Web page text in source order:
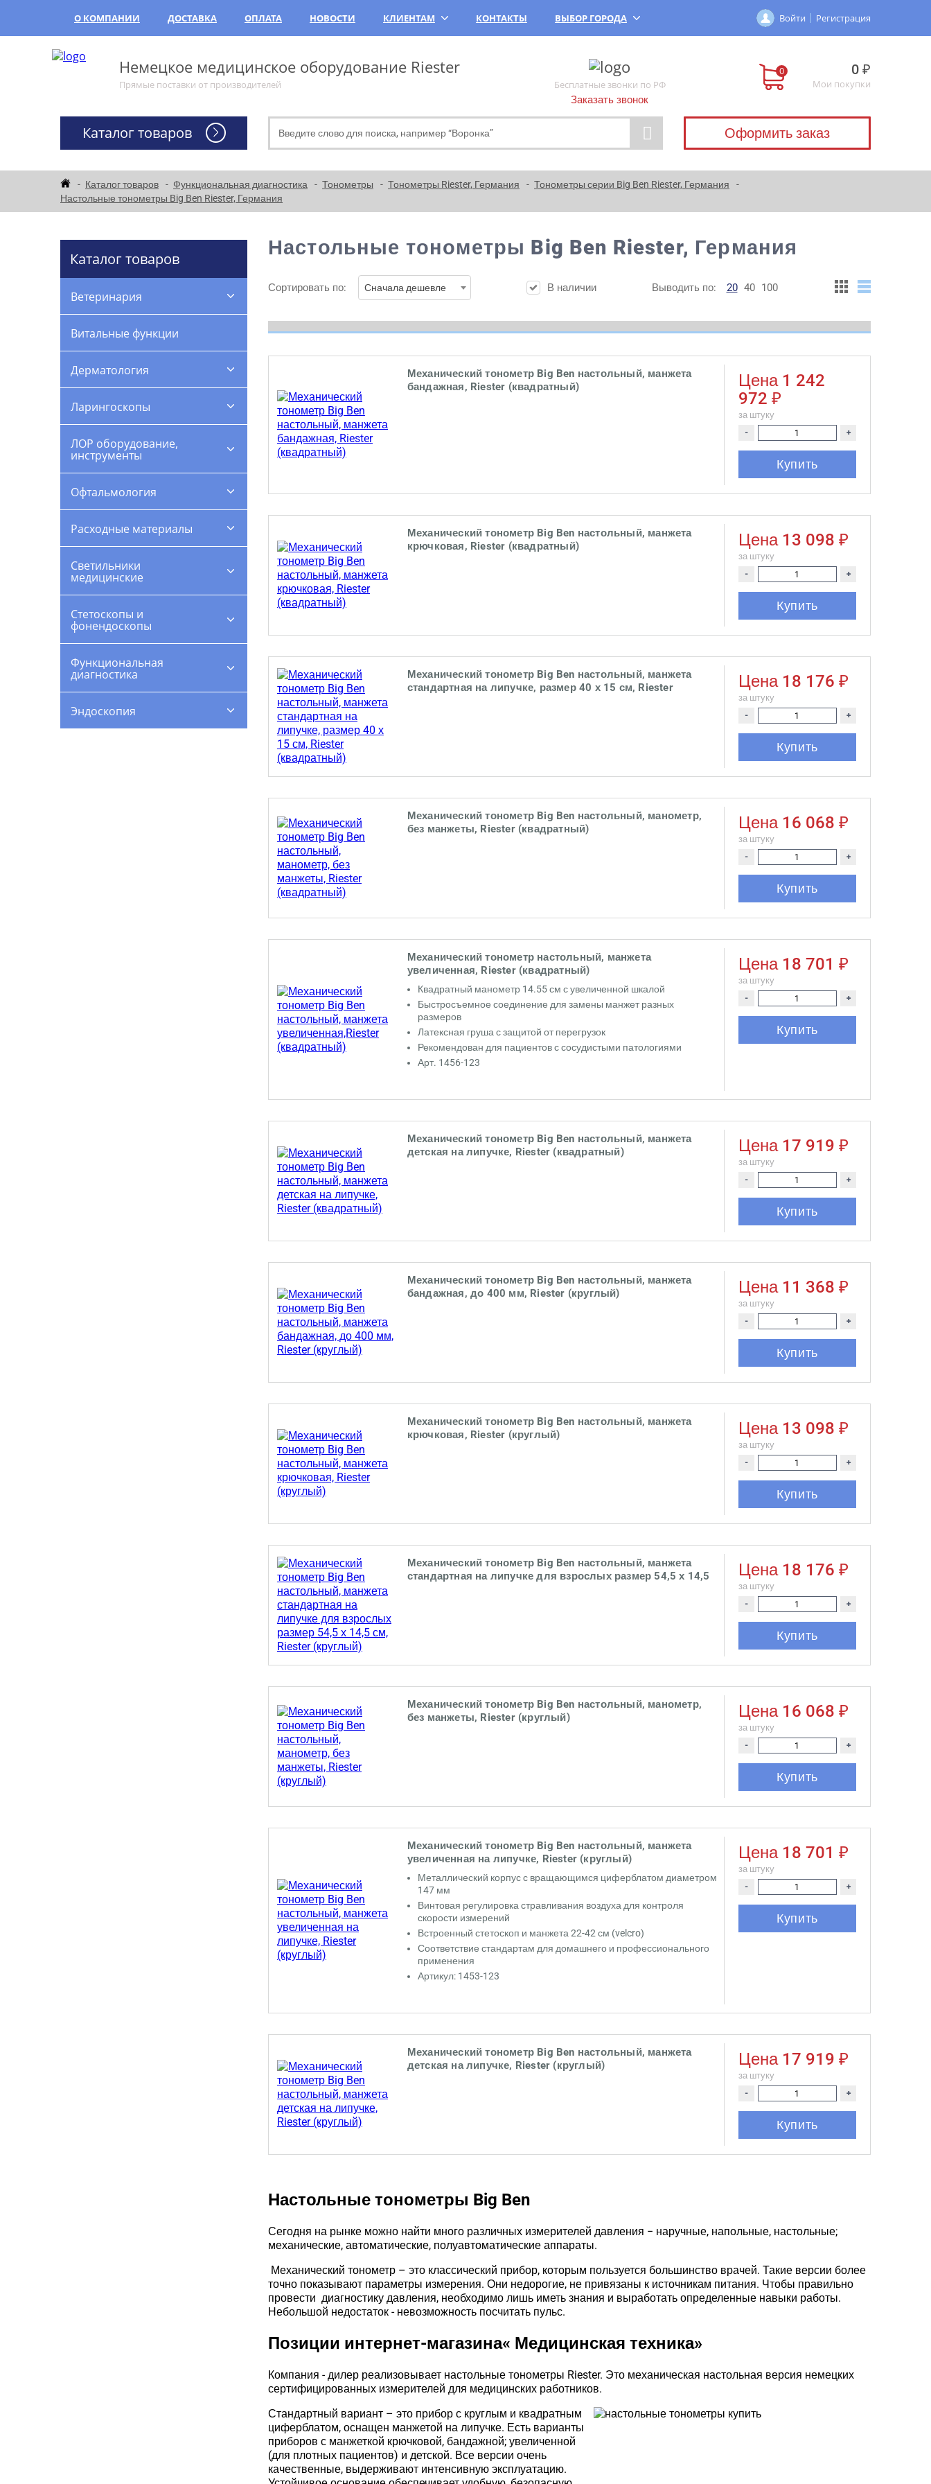
О КОМПАНИИ ДОСТАВКА ОПЛАТА НОВОСТИ КЛИЕНТАМ КОНТАКТЫ ВЫБОР ГОРОДА Войти Регистрация
Немецкое медицинское оборудование Riester
Прямые поставки от производителей
Бесплатные звонки по РФ
Заказать звонок
0 ₽
Мои покупки
Каталог товаров Оформить заказ
Каталог товаров Функциональная диагностика Тонометры Тонометры Riester, Германия
Тонометры серии Big Ben Riester, Германия
Настольные тонометры Big Ben Riester, Германия
Каталог товаров
Ветеринария
Витальные функции
Дерматология
Ларингоскопы
ЛОР оборудование,
инструменты
Офтальмология
Расходные материалы
Светильники
медицинские
Стетоскопы и
фонендоскопы
Функциональная
диагностика
Эндоскопия
Настольные тонометры Big Ben Riester, Германия
Сортировать по: Сначала дешевле В наличии Выводить по: 20 40 100
Механический тонометр Big Ben настольный, манжета
бандажная, Riester (квадратный)
Цена 1 242
972 ₽
за штуку
- +
Купить
Механический тонометр Big Ben настольный, манжета
крючковая, Riester (квадратный)
Цена 13 098 ₽
за штуку
- +
Купить
Механический тонометр Big Ben настольный, манжета
стандартная на липучке, размер 40 х 15 см, Riester
Цена 18 176 ₽
за штуку
- +
Купить
Механический тонометр Big Ben настольный, манометр,
без манжеты, Riester (квадратный)
Цена 16 068 ₽
за штуку
- +
Купить
Механический тонометр настольный, манжета
увеличенная, Riester (квадратный)
Квадратный манометр 14.55 см с увеличенной шкалой
Быстросъемное соединение для замены манжет разных
размеров
Латексная груша с защитой от перегрузок
Рекомендован для пациентов с сосудистыми патологиями
Арт. 1456-123
Цена 18 701 ₽
за штуку
- +
Купить
Механический тонометр Big Ben настольный, манжета
детская на липучке, Riester (квадратный)
Цена 17 919 ₽
за штуку
- +
Купить
Механический тонометр Big Ben настольный, манжета
бандажная, до 400 мм, Riester (круглый)
Цена 11 368 ₽
за штуку
- +
Купить
Механический тонометр Big Ben настольный, манжета
крючковая, Riester (круглый)
Цена 13 098 ₽
за штуку
- +
Купить
Механический тонометр Big Ben настольный, манжета
стандартная на липучке для взрослых размер 54,5 х 14,5
Цена 18 176 ₽
за штуку
- +
Купить
Механический тонометр Big Ben настольный, манометр,
без манжеты, Riester (круглый)
Цена 16 068 ₽
за штуку
- +
Купить
Механический тонометр Big Ben настольный, манжета
увеличенная на липучке, Riester (круглый)
Металлический корпус с вращающимся циферблатом диаметром
147 мм
Винтовая регулировка стравливания воздуха для контроля
скорости измерений
Встроенный стетоскоп и манжета 22-42 см (velcro)
Соответствие стандартам для домашнего и профессионального
применения
Артикул: 1453-123
Цена 18 701 ₽
за штуку
- +
Купить
Механический тонометр Big Ben настольный, манжета
детская на липучке, Riester (круглый)
Цена 17 919 ₽
за штуку
- +
Купить
Настольные тонометры Big Ben
Сегодня на рынке можно найти много различных измерителей давления − наручные, напольные, настольные;
механические, автоматические, полуавтоматические аппараты.
Механический тонометр – это классический прибор, которым пользуется большинство врачей. Такие версии более
точно показывают параметры измерения. Они недорогие, не привязаны к источникам питания. Чтобы правильно
провести диагностику давления, необходимо лишь иметь знания и выработать определенные навыки работы.
Небольшой недостаток - невозможность посчитать пульс.
Позиции интернет-магазина« Медицинская техника»
Компания - дилер реализовывает настольные тонометры Riester. Это механическая настольная версия немецких
сертифицированных измерителей для медицинских работников.
Стандартный вариант – это прибор с круглым и квадратным
циферблатом, оснащен манжетой на липучке. Есть варианты
приборов с манжеткой крючковой, бандажной; увеличенной
(для плотных пациентов) и детской. Все версии очень
качественные, выдерживают интенсивную эксплуатацию.